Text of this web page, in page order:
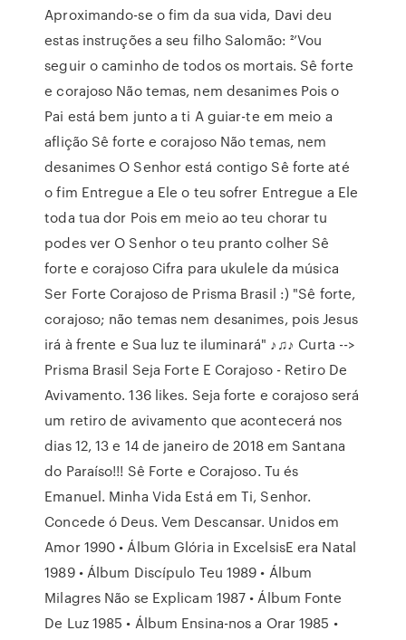
Aproximando-se o fim da sua vida, Davi deu
estas instruções a seu filho Salomão: ²’Vou
seguir o caminho de todos os mortais. Sê forte
e corajoso Não temas, nem desanimes Pois o
Pai está bem junto a ti A guiar-te em meio a
aflição Sê forte e corajoso Não temas, nem
desanimes O Senhor está contigo Sê forte até
o fim Entregue a Ele o teu sofrer Entregue a Ele
toda tua dor Pois em meio ao teu chorar tu
podes ver O Senhor o teu pranto colher Sê
forte e corajoso Cifra para ukulele da música
Ser Forte Corajoso de Prisma Brasil :) "Sê forte,
corajoso; não temas nem desanimes, pois Jesus
irá à frente e Sua luz te iluminará" ♪♫♪ Curta -->
Prisma Brasil Seja Forte E Corajoso - Retiro De
Avivamento. 136 likes. Seja forte e corajoso será
um retiro de avivamento que acontecerá nos
dias 12, 13 e 14 de janeiro de 2018 em Santana
do Paraíso!!! Sê Forte e Corajoso. Tu és
Emanuel. Minha Vida Está em Ti, Senhor.
Concede ó Deus. Vem Descansar. Unidos em
Amor 1990 • Álbum Glória in ExcelsisE era Natal
1989 • Álbum Discípulo Teu 1989 • Álbum
Milagres Não se Explicam 1987 • Álbum Fonte
De Luz 1985 • Álbum Ensina-nos a Orar 1985 •